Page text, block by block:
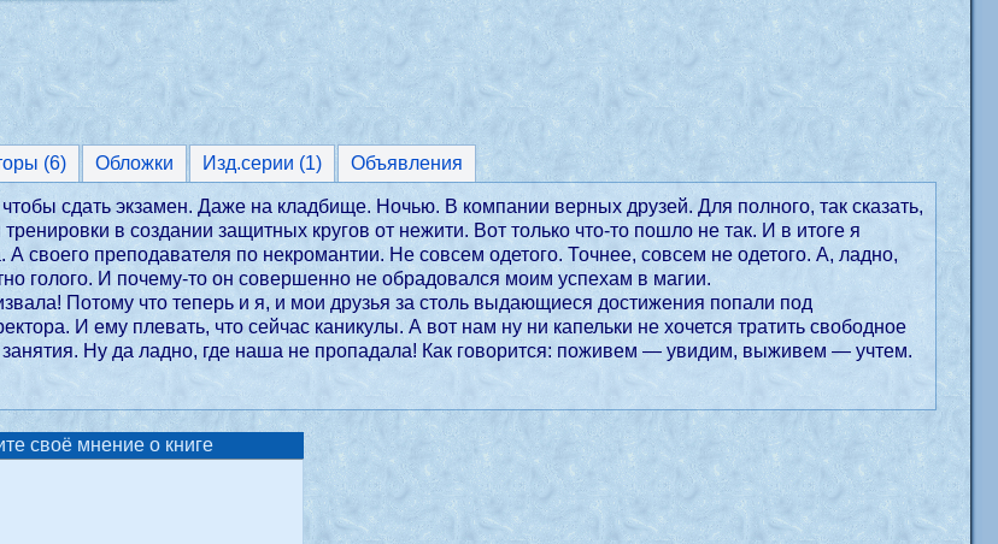
Классификаторы (6) Обложки Изд.серии (1) Объявления
сдать экзамен. Даже на кладбище. Ночью. В компании верных друзей. Для полного, так сказать,
в создании защитных кругов от нежити. Вот только что-то пошло не так. И в итоге я
своего преподавателя по некромантии. Не совсем одетого. Точнее, совсем не одетого. А, ладно,
голого. И почему-то он совершенно не обрадовался моим успехам в магии.
Потому что теперь и я, и мои друзья за столь выдающиеся достижения попали под
И ему плевать, что сейчас каникулы. А вот нам ну ни капельки не хочется тратить свободное
Ну да ладно, где наша не пропадала! Как говорится: поживем — увидим, выживем — учтем.
своё мнение о книге